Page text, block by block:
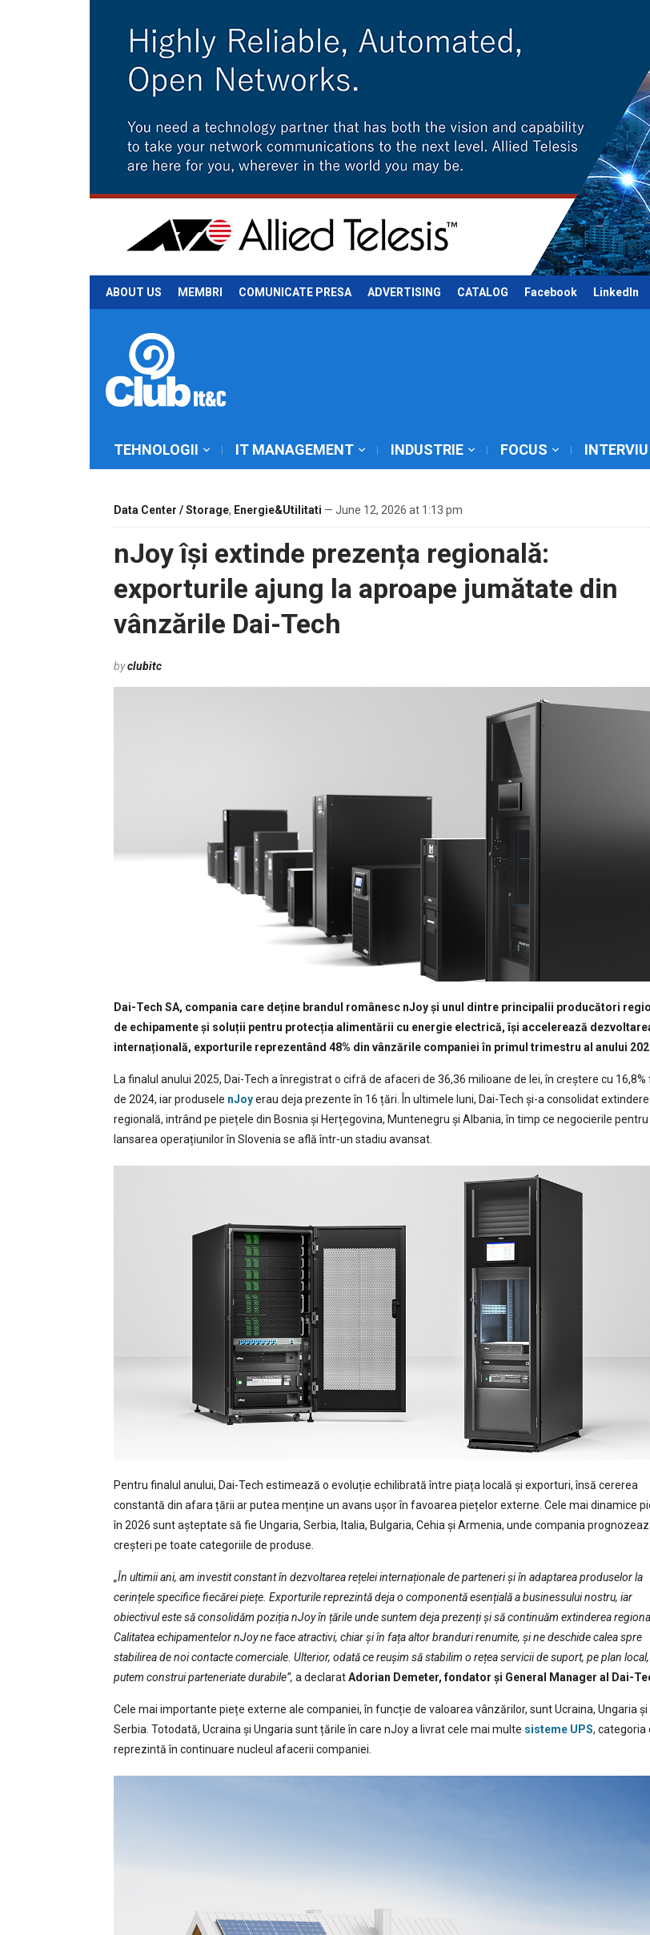
ABOUT US MEMBRI COMUNICATE PRESA ADVERTISING CATALOG Facebook LinkedIn
TEHNOLOGII IT MANAGEMENT INDUSTRIE FOCUS INTERVIU
Data Center / Storage, Energie&Utilitati — June 12, 2026 at 1:13 pm
nJoy își extinde prezența regională:
exporturile ajung la aproape jumătate din
vânzările Dai-Tech
byclubitc
Dai-Tech SA, compania care deține brandul românesc nJoy și unul dintre principalii producători
de echipamente și soluții pentru protecția alimentării cu energie electrică, își accelerează
internațională, exporturile reprezentând 48% din vânzările companiei în primul trimestru al anului
La finalul anului 2025, Dai-Tech a înregistrat o cifră de afaceri de 36,36 milioane de lei, în creștere cu 16,8%
de 2024, iar produsele nJoyerau deja prezente în 16 țări. În ultimele luni, Dai-Tech și-a consolidat
regională, intrând pe piețele din Bosnia și Herțegovina, Muntenegru și Albania, în timp ce negocierile pentru
lansarea operațiunilor în Slovenia se află într-un stadiu avansat.
Pentru finalul anului, Dai-Tech estimează o evoluție echilibrată între piața locală și exporturi, însă cererea
constantă din afara țării ar putea menține un avans ușor în favoarea piețelor externe. Cele mai dinamice
în 2026 sunt așteptate să fie Ungaria, Serbia, Italia, Bulgaria, Cehia și Armenia, unde compania
creșteri pe toate categoriile de produse.
„În ultimii ani, am investit constant în dezvoltarea rețelei internaționale de parteneri și în adaptarea produselor la
cerințele specifice fiecărei piețe. Exporturile reprezintă deja o componentă esențială a businessului nostru, iar
obiectivul este să consolidăm poziția nJoy în țările unde suntem deja prezenți și să continuăm extinderea
Calitatea echipamentelor nJoy ne face atractivi, chiar și în fața altor branduri renumite, și ne deschide calea spre
stabilirea de noi contacte comerciale. Ulterior, odată ce reușim să stabilim o rețea servicii de suport, pe plan local,
putem construi parteneriate durabile”, a declaratAdorian Demeter, fondator și General Manager al Dai-
Cele mai importante piețe externe ale companiei, în funcție de valoarea vânzărilor, sunt Ucraina, Ungaria și
Serbia. Totodată, Ucraina și Ungaria sunt țările în care nJoy a livrat cele mai multe sisteme UPS, categoria
reprezintă în continuare nucleul afacerii companiei.